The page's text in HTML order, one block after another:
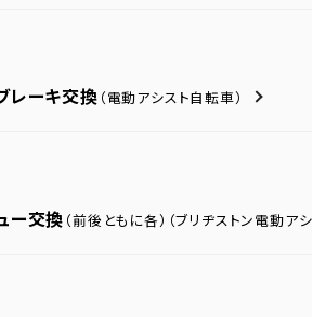
レーキ交換 （電動アシスト自転車）
ー交換 （前後ともに各） （ブリヂストン電動ア